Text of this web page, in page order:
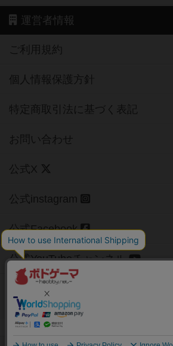
運営者情報
ご利用規約
個人情報保護方針
特定商取引法に基づく表記
お問い合わせ
公式X
公式instagram
公式Facebook
公式YouTubeチャンネル